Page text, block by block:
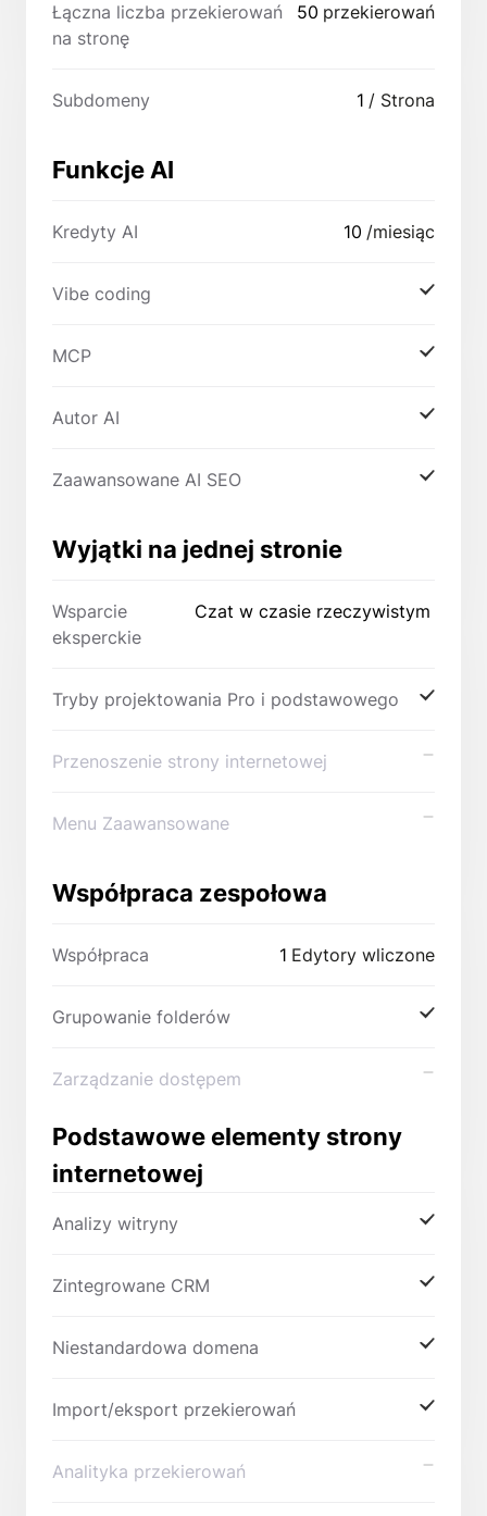
Łączna liczba przekierowań
na stronę
50 przekierowań
Subdomeny 1 / Strona
Funkcje AI
Kredyty AI 10 /miesiąc
Vibe coding
MCP
Autor AI
Zaawansowane AI SEO
Wyjątki na jednej stronie
Wsparcie
eksperckie
Czat w czasie rzeczywistym
Tryby projektowania Pro i podstawowego
Przenoszenie strony internetowej
Menu Zaawansowane
Współpraca zespołowa
Współpraca 1 Edytory wliczone
Grupowanie folderów
Zarządzanie dostępem
Podstawowe elementy strony
internetowej
Analizy witryny
Zintegrowane CRM
Niestandardowa domena
Import/eksport przekierowań
Analityka przekierowań